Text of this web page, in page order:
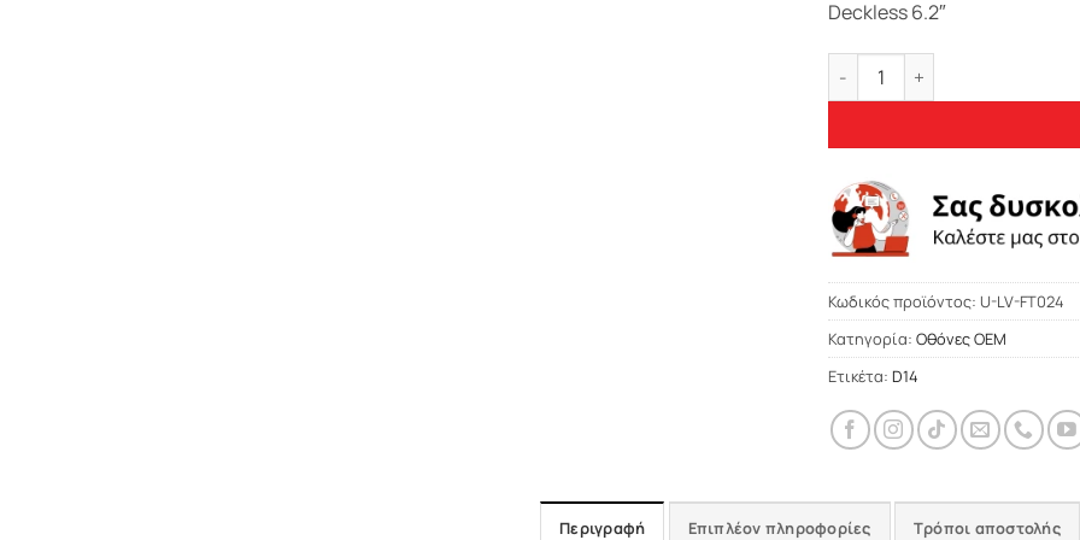
Deckless 6.2″
Bizzar Fiat Punto Evo 2009-
Κωδικός προϊόντος: U-LV-FT024
Κατηγορία: Οθόνες OEM
Ετικέτα: D14
Περιγραφή Επιπλέον πληροφορίες Τρόποι αποστολής